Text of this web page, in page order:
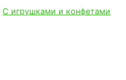
С игрушками и конфетами